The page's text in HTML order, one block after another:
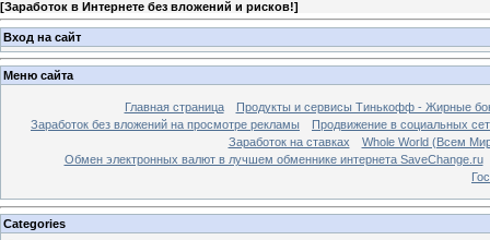
[Заработок в Интернете без вложений и рисков!]
Вход на сайт
Меню сайта
Главная страница
Продукты и сервисы Тинькофф - Жирные
Заработок без вложений на просмотре рекламы
Продвижение в социальных
Заработок на ставках
Whole World (Всем
Обмен электронных валют в лучшем обменнике интернета SaveChange.ru
Categories